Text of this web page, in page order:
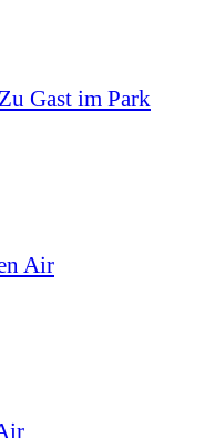
Zu Gast im Park
Air